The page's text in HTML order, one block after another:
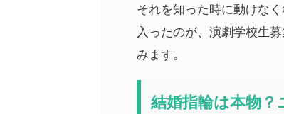
それを知った時に動けな
入ったのが、演劇学校生
みます。
結婚指輪は本物？